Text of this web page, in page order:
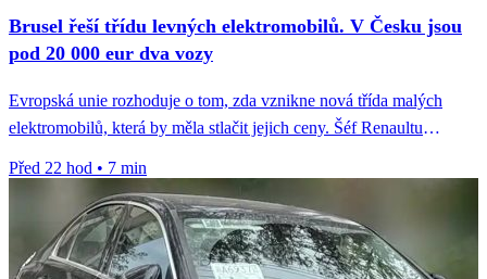
Brusel řeší třídu levných elektromobilů. V Česku jsou
pod 20 000 eur dva vozy
Evropská unie rozhoduje o tom, zda vznikne nová třída malých
elektromobilů, která by měla stlačit jejich ceny. Šéf Renaultu
Před 22 hod • 7 min